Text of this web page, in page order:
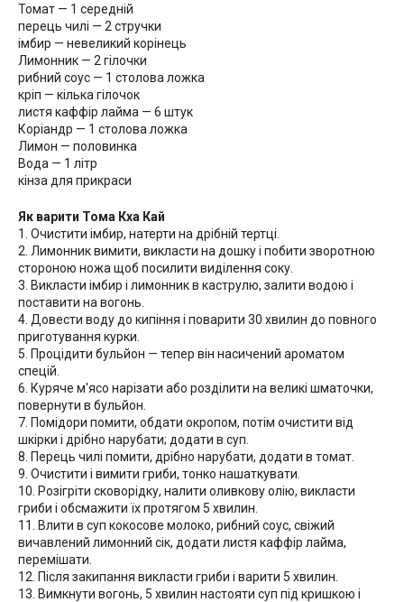
Томат — 1 середній
перець чилі — 2 стручки
імбир — невеликий корінець
Лимонник — 2 гілочки
рибний соус — 1 столова ложка
кріп — кілька гілочок
листя каффір лайма — 6 штук
Коріандр — 1 столова ложка
Лимон — половинка
Вода — 1 літр
кінза для прикраси
Як варити Тома Кха Кай
1. Очистити імбир, натерти на дрібній тертці.
2. Лимонник вимити, викласти на дошку і побити зворотною
стороною ножа щоб посилити виділення соку.
3. Викласти імбир і лимонник в каструлю, залити водою і
поставити на вогонь.
4. Довести воду до кипіння і поварити 30 хвилин до повного
приготування курки.
5. Процідити бульйон — тепер він насичений ароматом
спецій.
6. Куряче м'ясо нарізати або розділити на великі шматочки,
повернути в бульйон.
7. Помідори помити, обдати окропом, потім очистити від
шкірки і дрібно нарубати; додати в суп.
8. Перець чилі помити, дрібно нарубати, додати в томат.
9. Очистити і вимити гриби, тонко нашаткувати.
10. Розігріти сковорідку, налити оливкову олію, викласти
гриби і обсмажити їх протягом 5 хвилин.
11. Влити в суп кокосове молоко, рибний соус, свіжий
вичавлений лимонний сік, додати листя каффір лайма,
перемішати.
12. Після закипання викласти гриби і варити 5 хвилин.
13. Вимкнути вогонь, 5 хвилин настояти суп під кришкою і